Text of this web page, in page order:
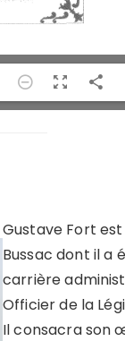
Gustave Fort
Bussac dont il a
carrière
Officier de la
Il consacra son